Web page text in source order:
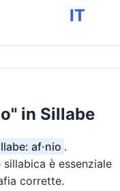
IT
in Sillabe
af·nio .
è essenziale
corrette.